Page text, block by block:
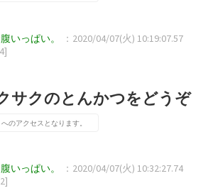
いっぱい。
：2020/04/07(火) 10:19:07.57
サクのとんかつをどうぞ
のアクセスとなります。
いっぱい。
：2020/04/07(火) 10:32:27.74